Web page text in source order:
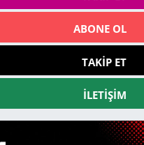
ABONE OL
TAKIP ET
İLETIŞIM